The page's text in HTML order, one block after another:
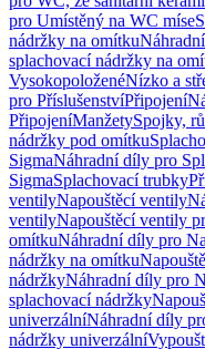
pro Umístěný na WC míse
nádržky na omítku
splachovací nádržky na
VysokopoloženéNízko a
pro PříslušenstvíPřipojení
PřipojeníManžetySpojky,
nádržky pod omítku
SigmaNáhradní díly pro
SigmaSplachovací trubky
ventilyNapouštěcí ventily
ventilyNapouštěcí ventily
omítkuNáhradní díly pro
nádržky na omítku
nádržkyNáhradní díly pro
splachovací nádržky
univerzálníNáhradní díly
nádržky univerzální